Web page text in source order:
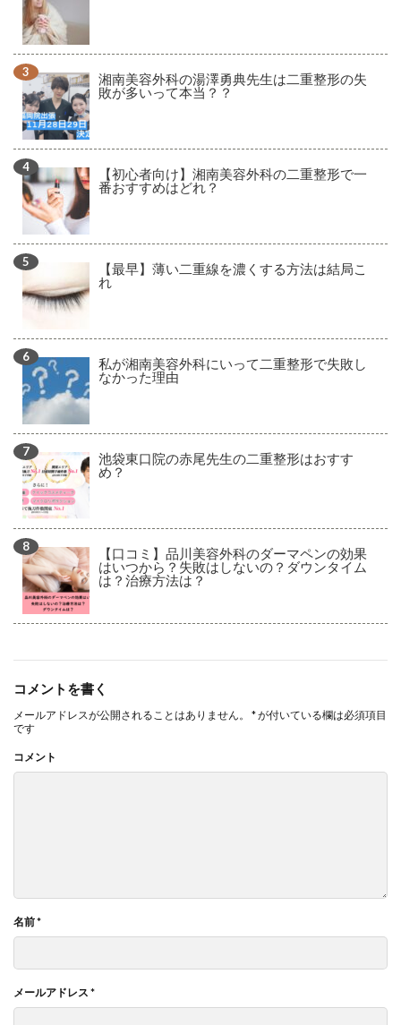
湘南美容外科の湯澤勇典先生は二重整形の失
敗が多いって本当？？
【初心者向け】湘南美容外科の二重整形で一
番おすすめはどれ？
【最早】薄い二重線を濃くする方法は結局こ
れ
私が湘南美容外科にいって二重整形で失敗し
なかった理由
池袋東口院の赤尾先生の二重整形はおすす
め？
【口コミ】品川美容外科のダーマペンの効果
はいつから？失敗はしないの？ダウンタイム
は？治療方法は？
コメントを書く
メールアドレスが公開されることはありません。 *が付いている欄は必須項目
です
コメント
名前*
メールアドレス *